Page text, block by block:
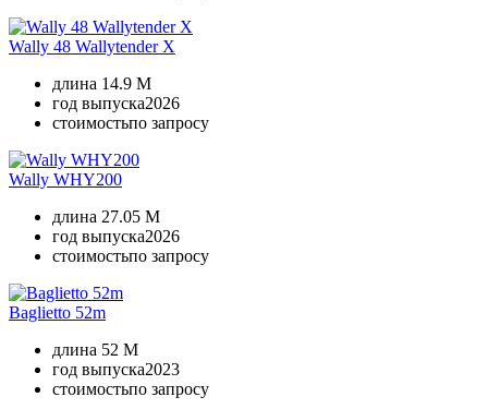
Wally 48 Wallytender X
длина 14.9 M
год выпуска2026
стоимостьпо запросу
Wally WHY200
длина 27.05 M
год выпуска2026
стоимостьпо запросу
Baglietto 52m
длина 52 M
год выпуска2023
стоимостьпо запросу